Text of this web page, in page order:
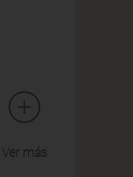
Ver más